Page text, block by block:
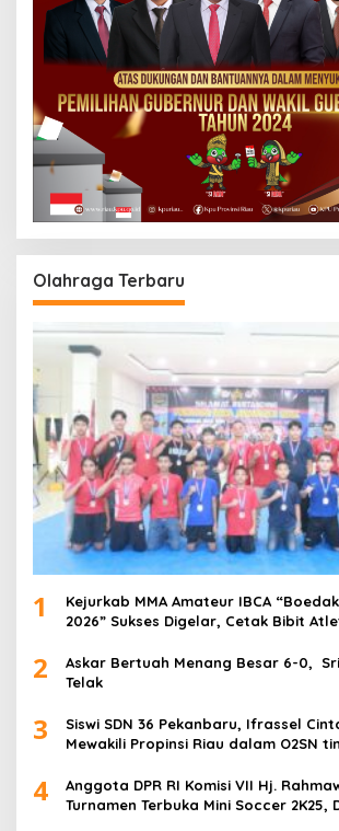
Olahraga Terbaru
1
Kejurkab MMA Amateur IBCA
2026” Sukses Digelar, Cetak Bibit
2
Askar Bertuah Menang Besar 6-0,
Telak
3
Siswi SDN 36 Pekanbaru, Ifrassel
Mewakili Propinsi Riau dalam O2SN
4
Anggota DPR RI Komisi VII Hj.
Turnamen Terbuka Mini Soccer 2K25,